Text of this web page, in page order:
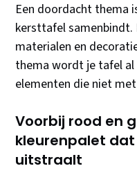
Een doordacht thema
kersttafel samenbindt.
materialen en
thema wordt je tafel al
elementen die niet
Voorbij rood en
kleurenpalet
uitstraalt